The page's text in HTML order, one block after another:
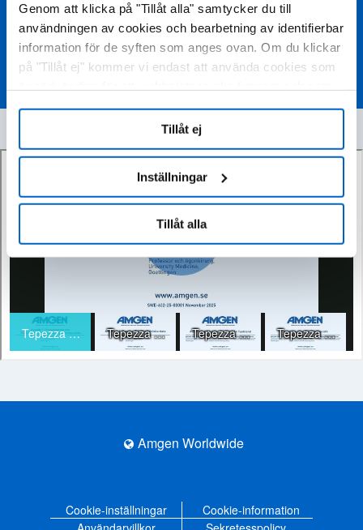
Genom att klicka på "Tillåt alla" samtycker du till
användningen av cookies och bearbetning av identifierbar
information för de syften som anges ovan. Om du klickar
på "Tillåt ej" kommer vi endast att använda cookies som
inte kan optimera och anpassa vår webbplats. Du kan
när som helst visa, ändra eller återkalla ditt samtycke
genom att klicka på "Cookie-inställningar" i sidfoten på
Tillåt alla
Inställningar
Tillåt ej
För fullständig information vid förskrivning,
produktresumé och aktuella priser,
klicka här
komma till fass.se.
Amgen Worldwide
Cookie-inställningar
Cookie-information